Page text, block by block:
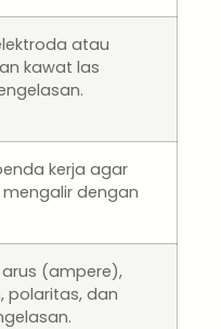
atau
kawat las
kerja agar
mengalir dengan
(ampere),
polaritas, dan